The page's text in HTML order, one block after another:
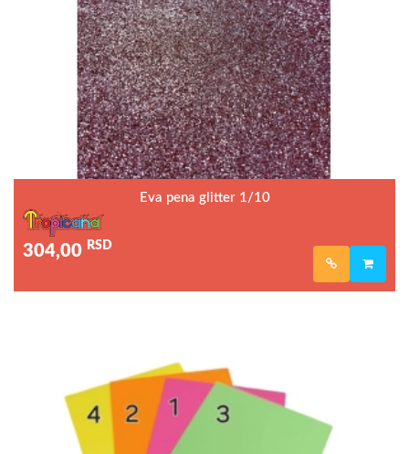
Eva pena glitter 1/10
304,00 RSD